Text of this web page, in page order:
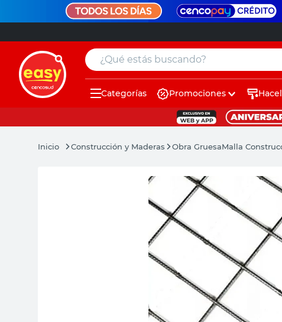
¿Qué estás buscando?
Categorías Promociones
Construcción y Maderas Obra GruesaMalla
muebles